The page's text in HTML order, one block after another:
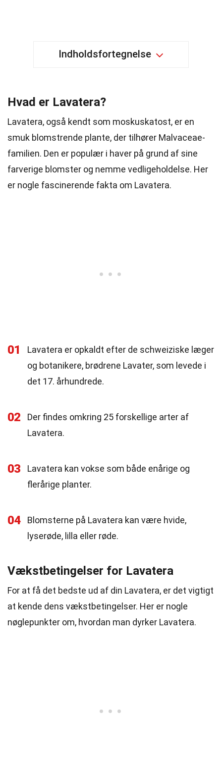
Indholdsfortegnelse
Hvad er Lavatera?
Lavatera, også kendt som moskuskatost, er en
smuk blomstrende plante, der tilhører Malvaceae-
familien. Den er populær i haver på grund af sine
farverige blomster og nemme vedligeholdelse. Her
er nogle fascinerende fakta om Lavatera.
01
Lavatera er opkaldt efter de schweiziske læger
og botanikere, brødrene Lavater, som levede i
det 17. århundrede.
02
Der findes omkring 25 forskellige arter af
Lavatera.
03
Lavatera kan vokse som både enårige og
flerårige planter.
04
Blomsterne på Lavatera kan være hvide,
lyserøde, lilla eller røde.
Vækstbetingelser for Lavatera
For at få det bedste ud af din Lavatera, er det vigtigt
at kende dens vækstbetingelser. Her er nogle
nøglepunkter om, hvordan man dyrker Lavatera.